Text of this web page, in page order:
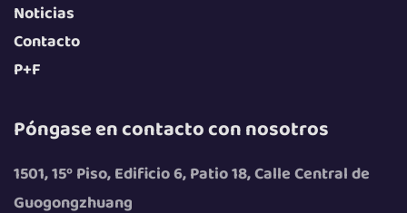
Noticias
Contacto
P+F
Póngase en contacto con nosotros
1501, 15º Piso, Edificio 6, Patio 18, Calle Central de
Guogongzhuang